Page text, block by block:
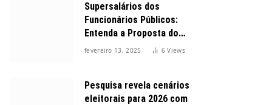
Supersalários dos
Funcionários Públicos:
Entenda a Proposta do
Governo para Limitar
fevereiro 13, 2025 6Views
Pesquisa revela cenários
eleitorais para 2026 com